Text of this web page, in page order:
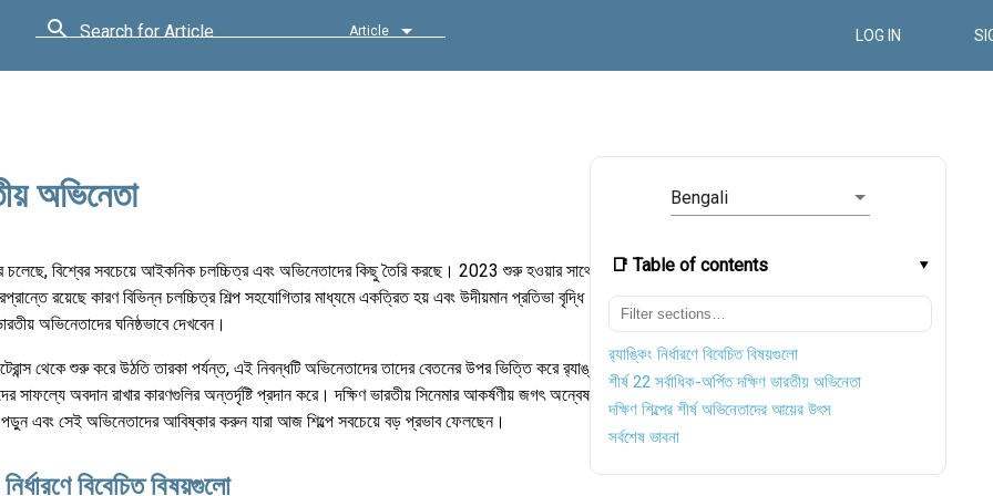
Search for Article Article LOG IN
Bengali
📑 Table of contents
র‌্যাঙ্কিং নির্ধারণে বিবেচিত বিষয়গুলো
শীর্ষ 22 সর্বাধিক-অর্পিত দক্ষিণ ভারতীয় অভিনেতা
দক্ষিণ শিল্পের শীর্ষ অভিনেতাদের আয়ের উৎস
সর্বশেষ ভাবনা
অভিনেতা
চলেছে, বিশ্বের সবচেয়ে আইকনিক চলচ্চিত্র এবং অভিনেতাদের কিছু তৈরি করছে। 2023 শুরু হওয়ার সাথে
রয়েছে কারণ বিভিন্ন চলচ্চিত্র শিল্প সহযোগিতার মাধ্যমে একত্রিত হয় এবং উদীয়মান প্রতিভা বৃদ্ধি
অভিনেতাদের ঘনিষ্ঠভাবে দেখবেন।
থেকে শুরু করে উঠতি তারকা পর্যন্ত, এই নিবন্ধটি অভিনেতাদের তাদের বেতনের উপর ভিত্তি করে র‍্যাঙ্ক
সাফল্যে অবদান রাখার কারণগুলির অন্তর্দৃষ্টি প্রদান করে। দক্ষিণ ভারতীয় সিনেমার আকর্ষণীয় জগৎ অন্বেষণ
এবং সেই অভিনেতাদের আবিষ্কার করুন যারা আজ শিল্পে সবচেয়ে বড় প্রভাব ফেলছেন।
বিবেচিত বিষয়গুলো